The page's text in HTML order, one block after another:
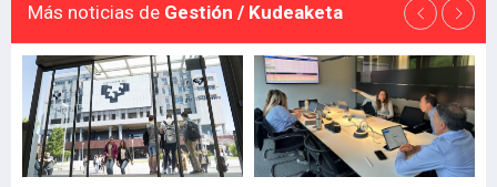
Más noticias de Gestión / Kudeaketa